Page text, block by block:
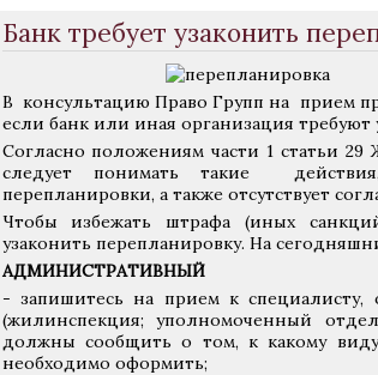
Банк требует узаконить
В консультацию Право Групп на прием
если банк или иная организация требуют
Согласно положениям части 1 статьи
следует понимать такие
перепланировки, а также отсутствует
Чтобы избежать штрафа (иных
узаконить перепланировку. На
АДМИНИСТРАТИВНЫЙ
- запишитесь на прием к специалисту,
(жилинспекция; уполномоченный
должны сообщить о том, к какому
необходимо оформить;